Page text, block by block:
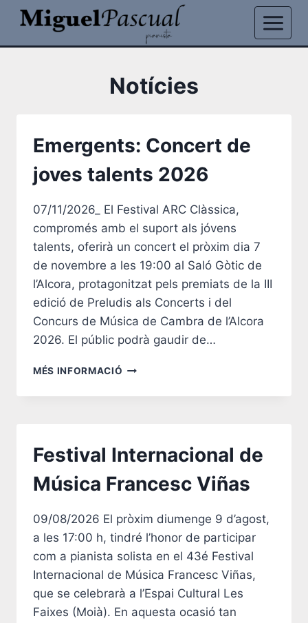
contingut
Notícies
Emergents: Concert de
joves talents 2026
07/11/2026_ El Festival ARC Clàssica,
compromés amb el suport als jóvens
talents, oferirà un concert el pròxim dia 7
de novembre a les 19:00 al Saló Gòtic de
l’Alcora, protagonitzat pels premiats de la III
edició de Preludis als Concerts i del
Concurs de Música de Cambra de l’Alcora
2026. El públic podrà gaudir de…
MÉS INFORMACIÓ EMERGENTS:
DE
Festival Internacional de
Música Francesc Viñas
09/08/2026 El pròxim diumenge 9 d’agost,
a les 17:00 h, tindré l’honor de participar
com a pianista solista en el 43é Festival
Internacional de Música Francesc Viñas,
que se celebrarà a l’Espai Cultural Les
Faixes (Moià). En aquesta ocasió tan